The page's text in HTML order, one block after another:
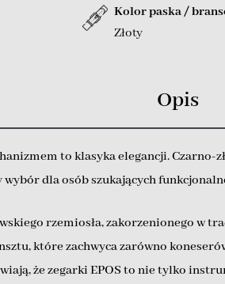
Kolor paska /
Złoty
Opis
to klasyka elegancji.
dla osób szukających
rzemiosła, zakorzenionego w
które zachwyca zarówno
że zegarki EPOS to nie tylko